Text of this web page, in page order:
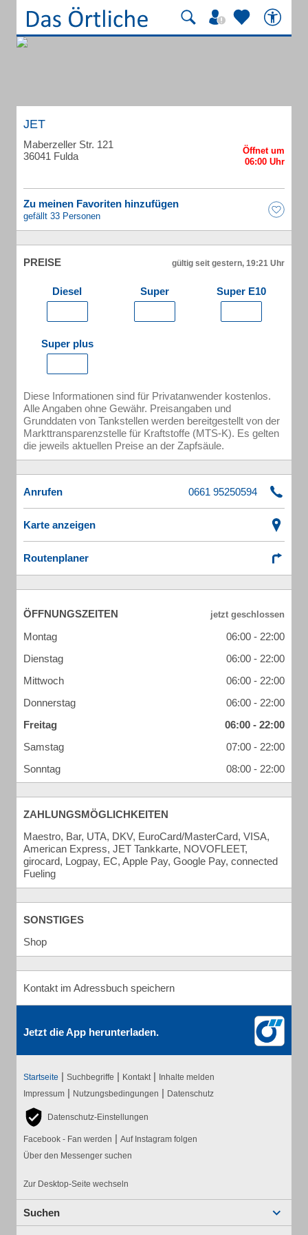
JET
Maberzeller Str. 121
36041 Fulda
Zu meinen Favoriten hinzufügen
gefällt 33 Personen
PREISE gültig seit gestern, 19:21 Uhr
Diesel Super Super E10
Super plus
Diese Informationen sind für Privatanwender kostenlos.
Alle Angaben ohne Gewähr. Preisangaben und
Grunddaten von Tankstellen werden bereitgestellt von der
Markttransparenzstelle für Kraftstoffe (MTS-K). Es gelten
die jeweils aktuellen Preise an der Zapfsäule.
Anrufen
Karte anzeigen
Routenplaner
ÖFFNUNGSZEITEN
Montag
06:00 - 22:00
Dienstag
06:00 - 22:00
Mittwoch
06:00 - 22:00
Donnerstag
06:00 - 22:00
Freitag
06:00 - 22:00
Samstag
07:00 - 22:00
Sonntag
08:00 - 22:00
ZAHLUNGSMÖGLICHKEITEN
Maestro, Bar, UTA, DKV, EuroCard/MasterCard, VISA,
American Express, JET Tankkarte, NOVOFLEET,
girocard, Logpay, EC, Apple Pay, Google Pay, connected
Fueling
SONSTIGES
Shop
Kontakt im Adressbuch speichern
Jetzt die App herunterladen.
Startseite | Suchbegriffe | Kontakt | Inhalte melden
Impressum | Nutzungsbedingungen | Datenschutz
Datenschutz-Einstellungen
Facebook - Fan werden | Auf Instagram folgen
Über den Messenger suchen
Zur Desktop-Seite wechseln
Suchen